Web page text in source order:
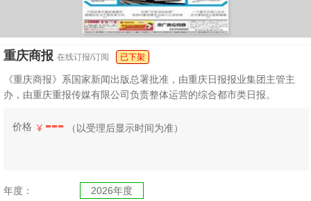
重庆商报在线订报/订阅 已下架
《重庆商报》系国家新闻出版总署批准，由重庆日报报业集团主管主
办，由重庆重报传媒有限公司负责整体运营的综合都市类日报。
价格 ¥ --- （ 以受理后显示时间为准）
年度： 2026年度